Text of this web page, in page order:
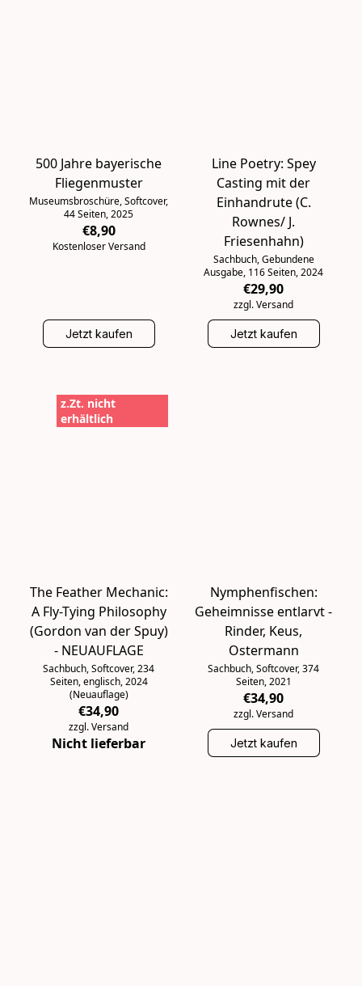
500 Jahre bayerische
Fliegenmuster
Museumsbroschüre, Softcover,
44 Seiten, 2025
€8,90
Kostenloser Versand
Jetzt kaufen
Line Poetry: Spey
Casting mit der
Einhandrute (C.
Rownes/ J.
Friesenhahn)
Sachbuch, Gebundene
Ausgabe, 116 Seiten, 2024
€29,90
zzgl. Versand
Jetzt kaufen
z.Zt. nicht
erhältlich
The Feather Mechanic:
A Fly-Tying Philosophy
(Gordon van der Spuy)
- NEUAUFLAGE
Sachbuch, Softcover, 234
Seiten, englisch, 2024
(Neuauflage)
€34,90
zzgl. Versand
Nicht lieferbar
Nymphenfischen:
Geheimnisse entlarvt -
Rinder, Keus,
Ostermann
Sachbuch, Softcover, 374
Seiten, 2021
€34,90
zzgl. Versand
Jetzt kaufen